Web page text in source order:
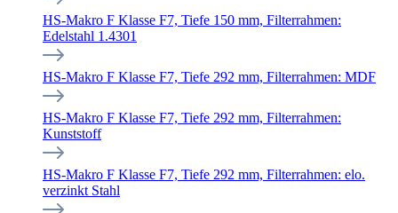
HS-Makro F Klasse F7, Tiefe 150 mm, Filterrahmen:
Edelstahl 1.4301
HS-Makro F Klasse F7, Tiefe 292 mm, Filterrahmen: MDF
HS-Makro F Klasse F7, Tiefe 292 mm, Filterrahmen:
Kunststoff
HS-Makro F Klasse F7, Tiefe 292 mm, Filterrahmen: elo.
verzinkt Stahl